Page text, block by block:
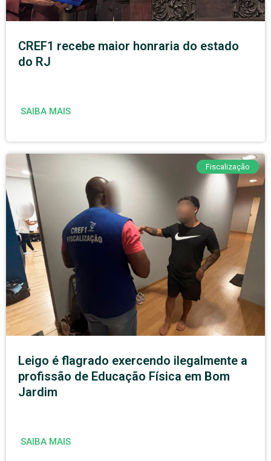
CREF1 recebe maior honraria do estado
do RJ
SAIBA MAIS
Fiscalização
Leigo é flagrado exercendo ilegalmente a
profissão de Educação Física em Bom
Jardim
SAIBA MAIS